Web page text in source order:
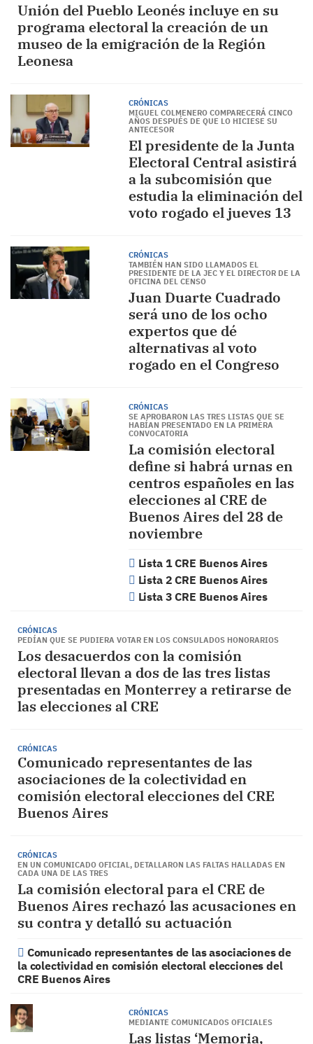
Unión del Pueblo Leonés incluye en su
programa electoral la creación de un
museo de la emigración de la Región
Leonesa
CRÓNICAS
MIGUEL COLMENERO COMPARECERÁ CINCO
AÑOS DESPUÉS DE QUE LO HICIESE SU
ANTECESOR
El presidente de la Junta
Electoral Central asistirá
a la subcomisión que
estudia la eliminación del
voto rogado el jueves 13
CRÓNICAS
TAMBIÉN HAN SIDO LLAMADOS EL
PRESIDENTE DE LA JEC Y EL DIRECTOR DE LA
OFICINA DEL CENSO
Juan Duarte Cuadrado
será uno de los ocho
expertos que dé
alternativas al voto
rogado en el Congreso
CRÓNICAS
SE APROBARON LAS TRES LISTAS QUE SE
HABÍAN PRESENTADO EN LA PRIMERA
CONVOCATORIA
La comisión electoral
define si habrá urnas en
centros españoles en las
elecciones al CRE de
Buenos Aires del 28 de
noviembre
Lista 1 CRE Buenos Aires
Lista 2 CRE Buenos Aires
Lista 3 CRE Buenos Aires
CRÓNICAS
PEDÍAN QUE SE PUDIERA VOTAR EN LOS CONSULADOS HONORARIOS
Los desacuerdos con la comisión
electoral llevan a dos de las tres listas
presentadas en Monterrey a retirarse de
las elecciones al CRE
CRÓNICAS
Comunicado representantes de las
asociaciones de la colectividad en
comisión electoral elecciones del CRE
Buenos Aires
CRÓNICAS
EN UN COMUNICADO OFICIAL, DETALLARON LAS FALTAS HALLADAS EN
CADA UNA DE LAS TRES
La comisión electoral para el CRE de
Buenos Aires rechazó las acusaciones en
su contra y detalló su actuación
Comunicado representantes de las asociaciones de
la colectividad en comisión electoral elecciones del
CRE Buenos Aires
CRÓNICAS
MEDIANTE COMUNICADOS OFICIALES
Las listas ‘Memoria,